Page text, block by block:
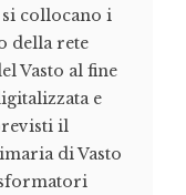
collocano i
della rete
Vasto al fine
e
il
di Vasto